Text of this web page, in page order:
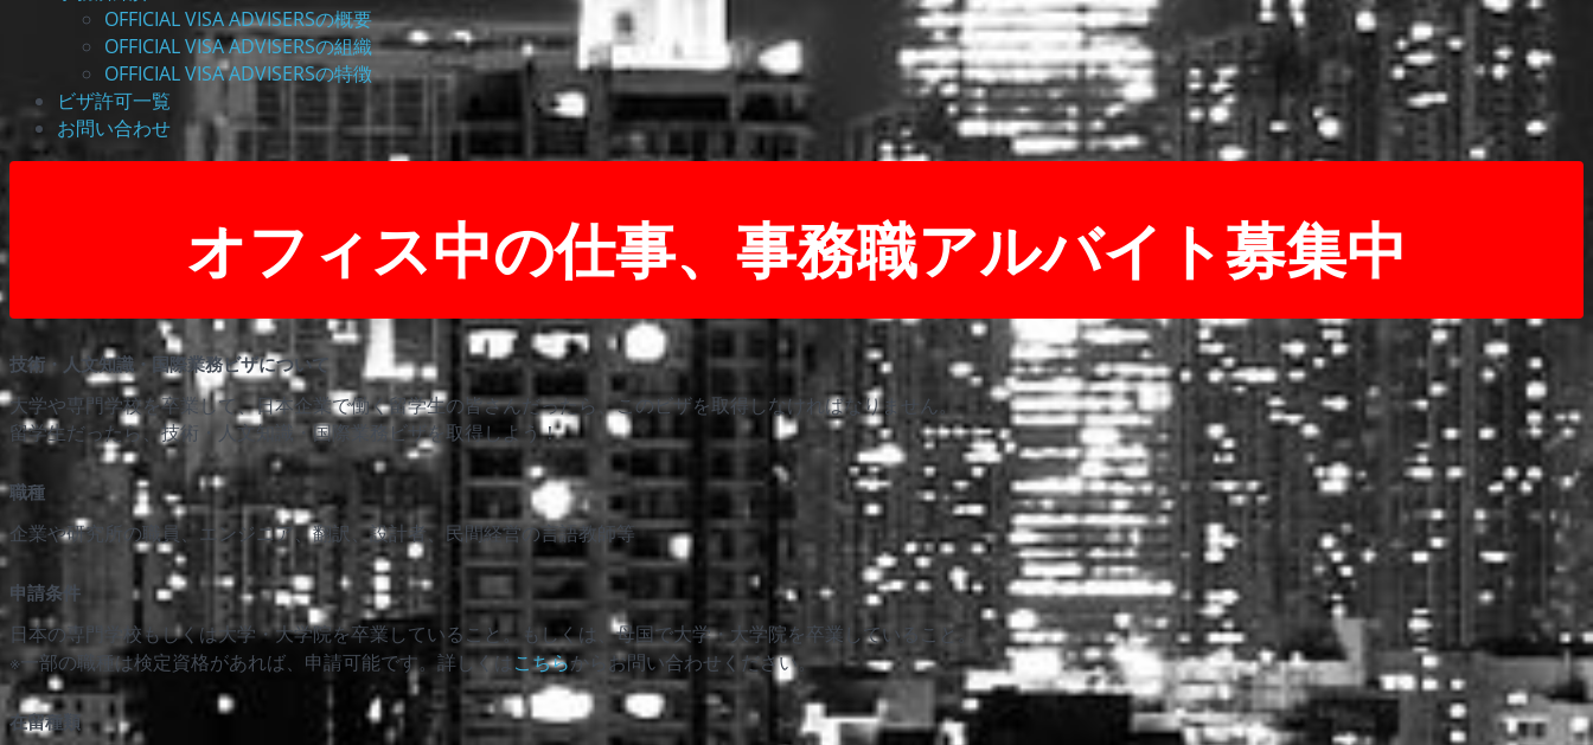
OFFICIAL VISA ADVISERSの概要
OFFICIAL VISA ADVISERSの組織
OFFICIAL VISA ADVISERSの特徴
ビザ許可一覧
お問い合わせ
オフィス中の仕事、事務職アルバイト募集中
技術・人文知識・国際業務ビザについて
大学や専門学校を卒業して、日本企業で働く留学生の皆さんだったら、このビザを取得しなければなりません。
留学生だったら、技術・人文知識・国際業務ビザを取得しよう！
職種
企業や研究所の職員、エンジニア、翻訳、設計者、民間経営の言語教師等
申請条件
日本の専門学校もしくは大学・大学院を卒業していること。もしくは、母国で大学・大学院を卒業していること。
※一部の職種は検定資格があれば、申請可能です。詳しくはこちらからお問い合わせください。
在留種類